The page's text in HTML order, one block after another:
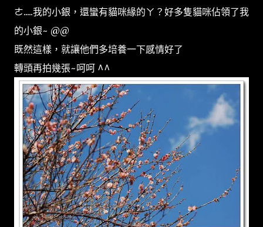
ㄜ.....我的小銀，還蠻有貓咪緣的ㄚ？好多隻貓咪佔領了我
的小銀~ @@
既然這樣，就讓他們多培養一下感情好了
轉頭再拍幾張~呵呵 ^^